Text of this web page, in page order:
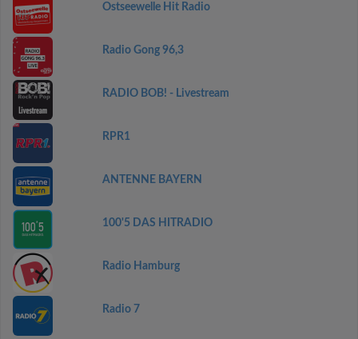
Ostseewelle Hit Radio
Radio Gong 96,3
RADIO BOB! - Livestream
RPR1
ANTENNE BAYERN
100'5 DAS HITRADIO
Radio Hamburg
Radio 7